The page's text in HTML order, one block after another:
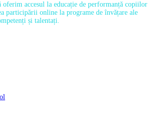
oferim accesul la educație de performanță copiilor
participării online la programe de învățare ale
și talentați.